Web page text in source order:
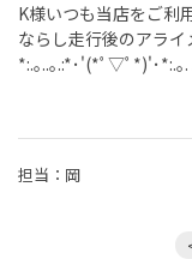
K様いつも当店をご利
ならし走行後のアラ
*:.｡..｡.:*･'(*ﾟ▽ﾟ*)'･*:.｡.
担当：岡